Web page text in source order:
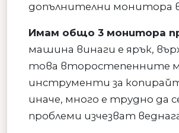
допълнителни монитора
Имам общо 3 монитора
машина винаги е ярък,
това второстепенните
инструменти за
иначе, много е трудно да
проблеми изчезват